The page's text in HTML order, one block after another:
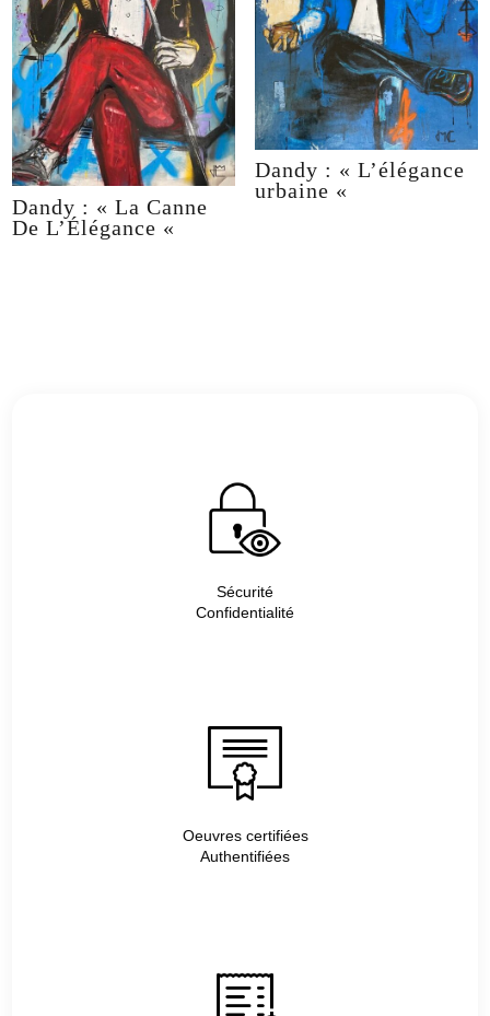
Dandy : « La Canne
De L’Élégance «
Dandy : « L’élégance
urbaine «
Sécurité
Confidentialité
Oeuvres certifiées
Authentifiées